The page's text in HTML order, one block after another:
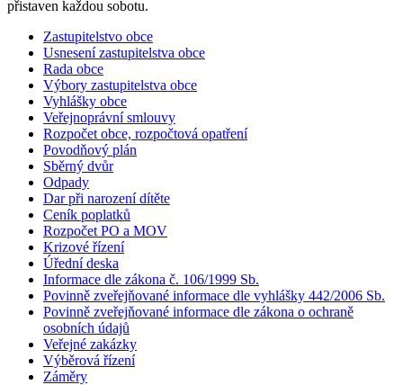
přistaven každou sobotu.
Zastupitelstvo obce
Usnesení zastupitelstva obce
Rada obce
Výbory zastupitelstva obce
Vyhlášky obce
Veřejnoprávní smlouvy
Rozpočet obce, rozpočtová opatření
Povodňový plán
Sběrný dvůr
Odpady
Dar při narození dítěte
Ceník poplatků
Rozpočet PO a MOV
Krizové řízení
Úřední deska
Informace dle zákona č. 106/1999 Sb.
Povinně zveřejňované informace dle vyhlášky 442/2006 Sb.
Povinně zveřejňované informace dle zákona o ochraně
osobních údajů
Veřejné zakázky
Výběrová řízení
Záměry